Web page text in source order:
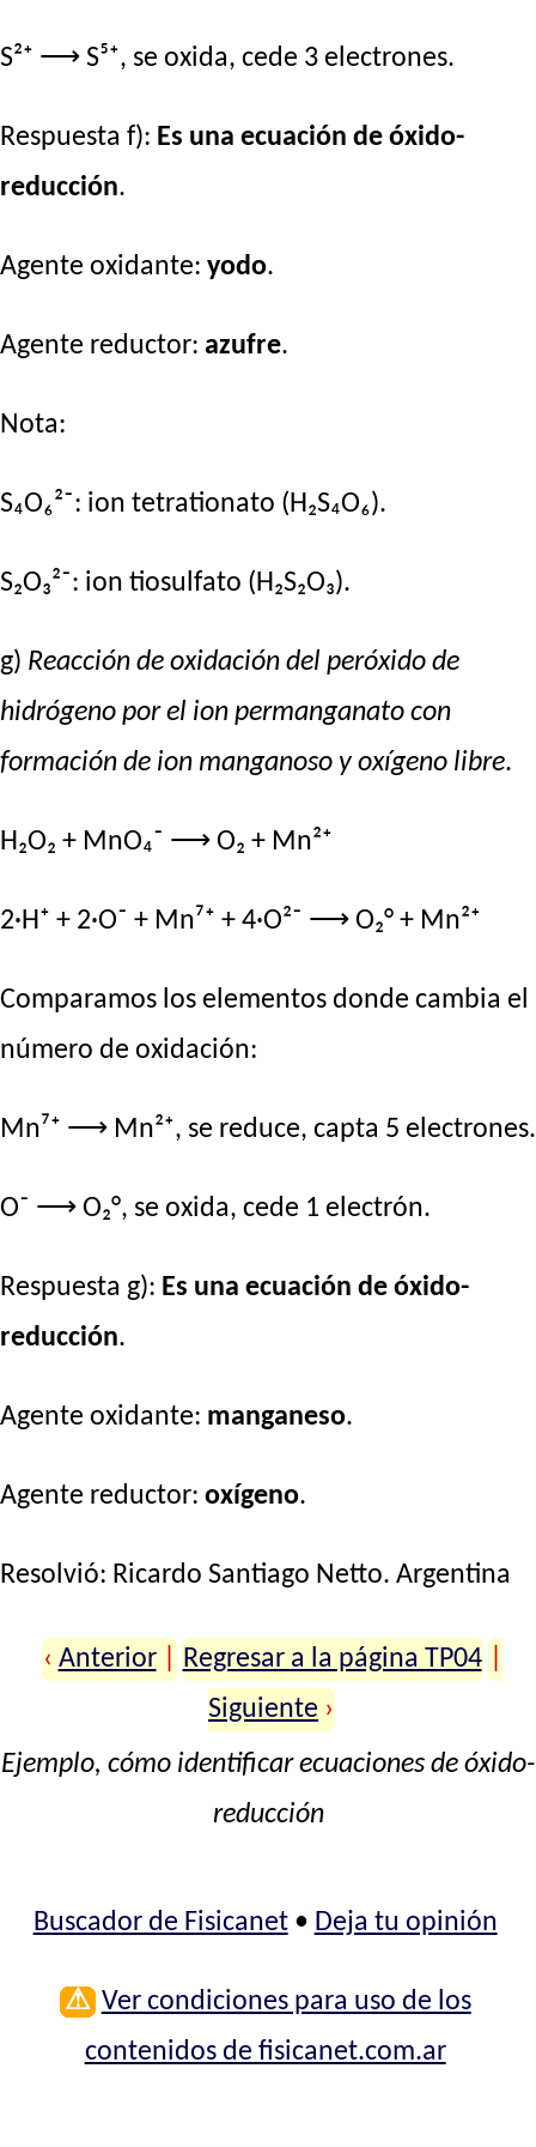
S²⁺ ⟶ S⁵⁺, se oxida, cede 3 electrones.
Respuesta f): Es una ecuación de óxido-
reducción.
Agente oxidante: yodo.
Agente reductor: azufre.
Nota:
S₄O₆²⁻: ion tetrationato (H₂S₄O₆).
S₂O₃²⁻: ion tiosulfato (H₂S₂O₃).
g) Reacción de oxidación del peróxido de
hidrógeno por el ion permanganato con
formación de ion manganoso y oxígeno libre.
H₂O₂ + MnO₄⁻ ⟶ O₂ + Mn²⁺
2·H⁺ + 2·O⁻ + Mn⁷⁺ + 4·O²⁻ ⟶ O₂° + Mn²⁺
Comparamos los elementos donde cambia el
número de oxidación:
Mn⁷⁺ ⟶ Mn²⁺, se reduce, capta 5 electrones.
O⁻ ⟶ O₂°, se oxida, cede 1 electrón.
Respuesta g): Es una ecuación de óxido-
reducción.
Agente oxidante: manganeso.
Agente reductor: oxígeno.
Resolvió: Ricardo Santiago Netto. Argentina
‹ Anterior Regresar a la página TP04
Siguiente ›
Ejemplo, cómo identificar ecuaciones de óxido-
reducción
Buscador de Fisicanet• Deja tu opinión
⚠ Ver condiciones para uso de los
contenidos de fisicanet.com.ar